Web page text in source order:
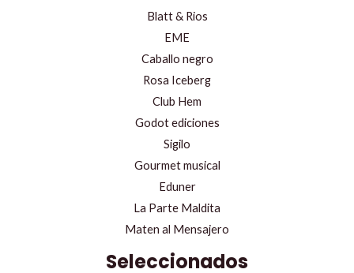
Blatt & Rios
EME
Caballo negro
Rosa Iceberg
Club Hem
Godot ediciones
Sigilo
Gourmet musical
Eduner
La Parte Maldita
Maten al Mensajero
Seleccionados